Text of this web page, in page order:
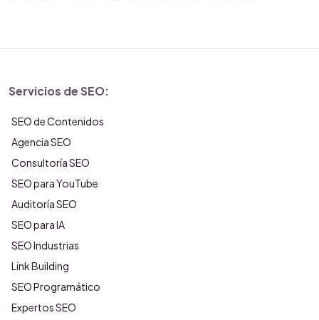
Servicios de SEO:
SEO de Contenidos
Agencia SEO
Consultoría SEO
SEO para YouTube
Auditoría SEO
SEO para IA
SEO Industrias
Link Building
SEO Programático
Expertos SEO